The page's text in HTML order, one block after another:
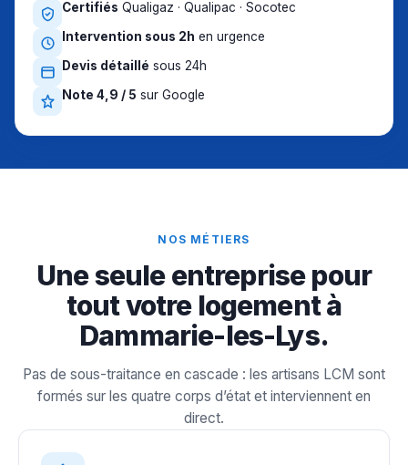
Certifiés Qualigaz · Qualipac · Socotec
Intervention sous 2h en urgence
Devis détaillé sous 24h
Note 4,9 / 5 sur Google
NOS MÉTIERS
Une seule entreprise pour
tout votre logement à
Dammarie-les-Lys.
Pas de sous-traitance en cascade : les artisans LCM sont
formés sur les quatre corps d’état et interviennent en
direct.